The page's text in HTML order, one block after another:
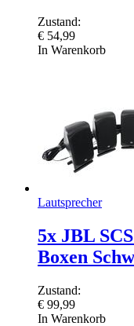
Zustand:
€ 54,99
In Warenkorb
Lautsprecher
5x JBL
Boxen
Zustand:
€ 99,99
In Warenkorb